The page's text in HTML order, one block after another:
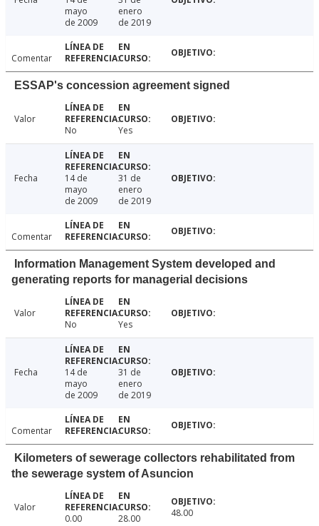
mayo
de 2009
enero
de 2019
Comentar
ESSAP's concession agreement signed
Valor
No
Yes
Fecha
14 de
mayo
de 2009
31 de
enero
de 2019
Comentar
Information Management System developed and
generating reports for managerial decisions
Valor
No
Yes
Fecha
14 de
mayo
de 2009
31 de
enero
de 2019
Comentar
Kilometers of sewerage collectors rehabilitated from
the sewerage system of Asuncion
Valor
0.00
28.00 48.00